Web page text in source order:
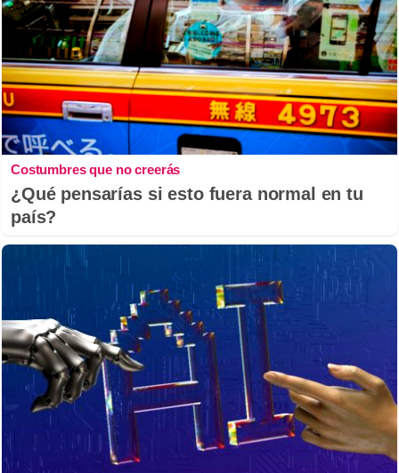
Costumbres que no creerás
¿Qué pensarías si esto fuera normal en tu
país?